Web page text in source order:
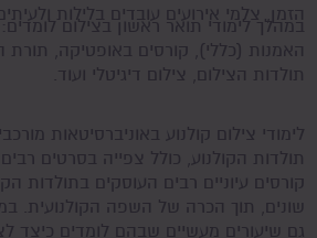
הזמן, צלמי אירועים עובדים בלילות
במהלך לימודי תואר ראשון בצילום
האמנות (כללי), קורסים באופטיקה, תורת
תולדות הצילום, צילום דיגיטלי ועוד.
לימודי צילום קולנוע באוניברסיטאות
תולדות הקולנוע, כולל צפייה בסרטים
קורסים עיוניים רבים העוסקים בתולדות
שונים, תוך הכרה של השפה הקולנועית.
גם שיעורים מעשיים שבהם לומדים כיצד